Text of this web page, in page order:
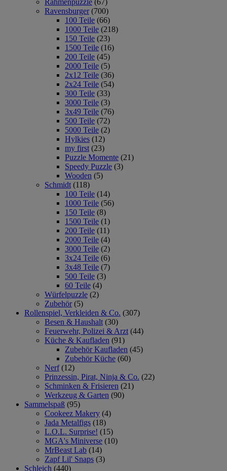
Rahmenpuzzle (67)
Ravensburger (700)
100 Teile (66)
1000 Teile (218)
150 Teile (23)
1500 Teile (16)
200 Teile (45)
2000 Teile (5)
2x12 Teile (36)
2x24 Teile (54)
300 Teile (33)
3000 Teile (3)
3x49 Teile (76)
500 Teile (72)
5000 Teile (2)
Hylkies (12)
my first (23)
Puzzle Momente (21)
Speedy Puzzle (3)
Wooden (5)
Schmidt (118)
100 Teile (14)
1000 Teile (56)
150 Teile (8)
1500 Teile (1)
200 Teile (11)
2000 Teile (4)
3000 Teile (2)
3x24 Teile (6)
3x48 Teile (7)
500 Teile (3)
60 Teile (4)
Würfelpuzzle (2)
Zubehör (5)
Rollenspiel, Verkleiden & Co. (307)
Besen & Haushalt (30)
Feuerwehr, Polizei & Arzt (44)
Küche & Kaufladen (91)
Zubehör Kaufladen (45)
Zubehör Küche (60)
Nerf (12)
Prinzessin, Pirat, Ninja & Co. (22)
Schminken & Frisieren (21)
Werkzeug & Garten (90)
Sammelspaß (95)
Cookeez Makery (4)
Jada Metalfigs (18)
L.O.L. Surprise! (15)
MGA's Miniverse (10)
MrBeast Lab (14)
Zapf Lil' Snaps (3)
Schleich (440)